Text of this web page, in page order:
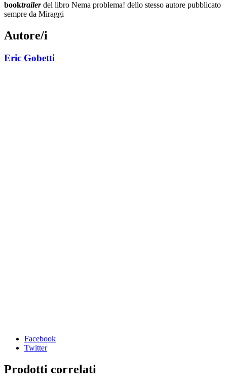
booktrailerdel libro Nema problema! dello stesso autore pubblicato
sempre da Miraggi
Autore/i
Eric Gobetti
Facebook
Twitter
Prodotti correlati